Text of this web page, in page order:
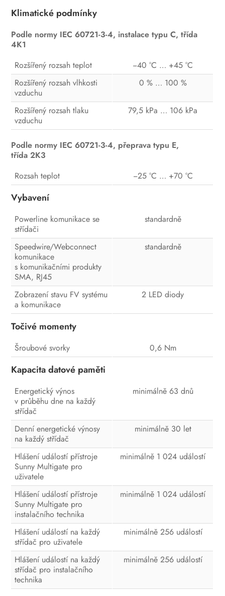
Klimatické podmínky
Podle normy IEC 60721-3-4, instalace typu C, třída
4K1
Rozšířený rozsah teplot
−40 °C … +45 °C
Rozšířený rozsah vlhkosti
vzduchu
0 % … 100 %
Rozšířený rozsah tlaku
vzduchu
79,5 kPa … 106 kPa
Podle normy IEC 60721‑3‑4, přeprava typu E,
třída 2K3
Rozsah teplot
−25 °C … +70 °C
Vybavení
Powerline komunikace se
střídači
standardně
Speedwire/Webconnect
komunikace
s komunikačními produkty
SMA, RJ45
standardně
Zobrazení stavu FV systému
a komunikace
2 LED diody
Točivé momenty
Šroubové svorky 0,6 Nm
Kapacita datové paměti
Energetický výnos
v průběhu dne na každý
střídač
minimálně 63 dnů
Denní energetické výnosy
na každý střídač
minimálně 30 let
Hlášení událostí přístroje
Sunny Multigate pro
uživatele
minimálně 1 024 událostí
Hlášení událostí přístroje
Sunny Multigate pro
instalačního technika
minimálně 1 024 událostí
Hlášení událostí na každý
střídač pro uživatele
minimálně 256 událostí
Hlášení událostí na každý
střídač pro instalačního
technika
minimálně 256 událostí